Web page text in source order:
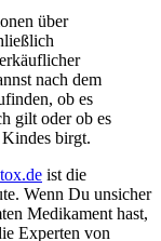
über
nach dem
ob es
gilt oder ob es
birgt.
ist die
Wenn Du unsicher
Medikament hast,
Experten von